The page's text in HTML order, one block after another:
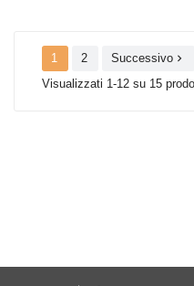
1 2 Successivo 
Visualizzati 1-12 su 15